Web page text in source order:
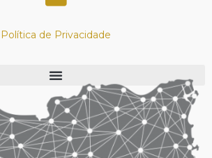
Política de Privacidade